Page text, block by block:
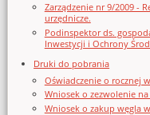
Zarządzenie nr 9/2009 -
urzędnicze.
Podinspektor ds.
Inwestycji i Ochrony
Druki do pobrania
Oświadczenie o rocznej
Wniosek o zezwolenie
Wniosek o zakup węgla